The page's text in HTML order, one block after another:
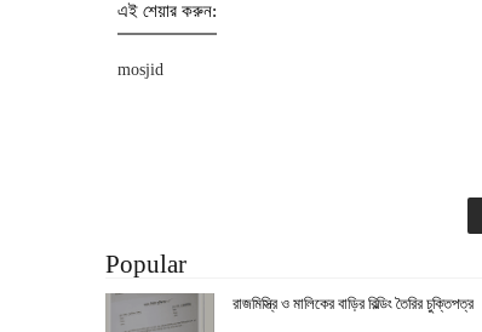
এই শেয়ার করুন:
mosjid
Popular
রাজমিস্ত্রি ও মালিকের বাড়ির বিল্ডিং তৈরির চুক্তিপত্র